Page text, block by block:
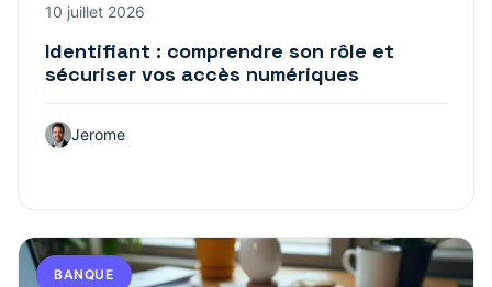
10 juillet 2026
Identifiant : comprendre son rôle et
sécuriser vos accès numériques
Jerome
BANQUE